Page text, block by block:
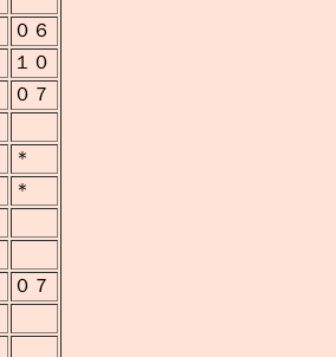
０６
１０
０７
＊
＊
０７